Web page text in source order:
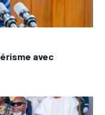
avec